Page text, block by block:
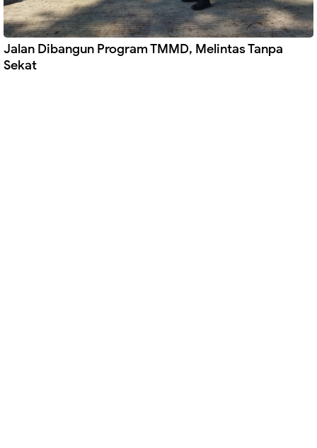
Jalan Dibangun Program TMMD, Melintas Tanpa
Sekat